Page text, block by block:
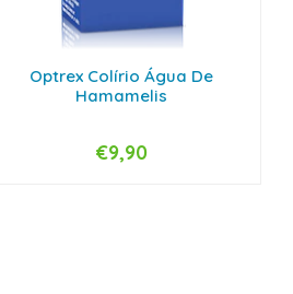
Optrex Colírio Água De
Hamamelis
+
€9,90